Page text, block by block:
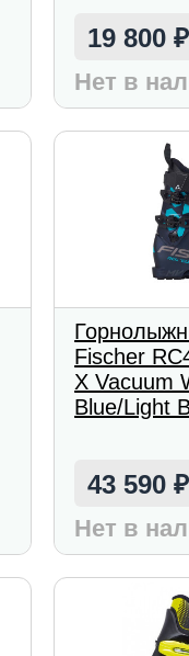
19 800₽
Нет в
Fischer
X Vacuum
Blue/Light
43 590₽
Нет в